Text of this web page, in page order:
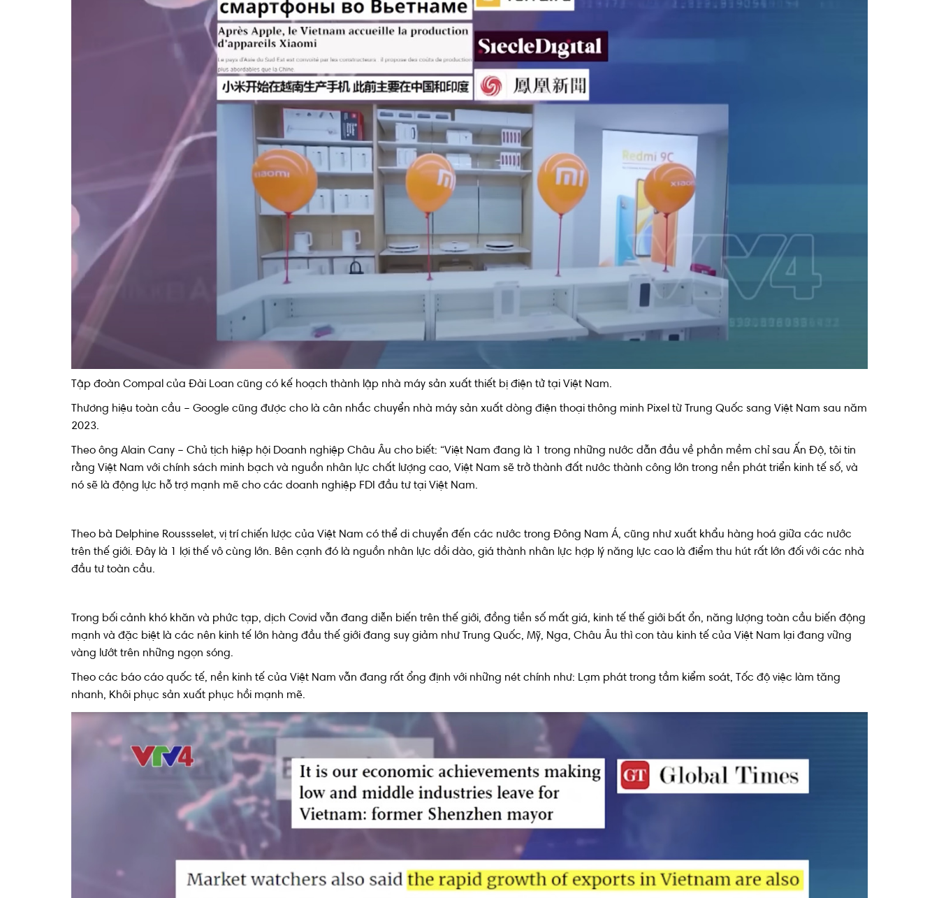
Tập đoàn Compal của Đài Loan cũng có kế hoạch thành lập nhà máy sản xuất thiết bị điện tử tại Việt Nam.
Thương hiệu toàn cầu – Google cũng được cho là cân nhắc chuyển nhà máy sản xuất dòng điện thoại thông minh Pixel từ Trung Quốc sang Việt Nam sau năm
2023.
Theo ông Alain Cany – Chủ tịch hiệp hội Doanh nghiệp Châu Âu cho biết: “Việt Nam đang là 1 trong những nước dẫn đầu về phần mềm chỉ sau Ấn Độ, tôi tin
rằng Việt Nam với chính sách minh bạch và nguồn nhân lực chất lượng cao, Việt Nam sẽ trở thành đất nước thành công lớn trong nền phát triển kinh tế số, và
nó sẽ là động lực hỗ trợ mạnh mẽ cho các doanh nghiệp FDI đầu tư tại Việt Nam.
Theo bà Delphine Roussselet, vị trí chiến lược của Việt Nam có thể di chuyển đến các nước trong Đông Nam Á, cũng như xuất khẩu hàng hoá giữa các nước
trên thế giới. Đây là 1 lợi thế vô cùng lớn. Bên cạnh đó là nguồn nhân lực dồi dào, giá thành nhân lực hợp lý năng lực cao là điểm thu hút rất lớn đối với các nhà
đầu tư toàn cầu.
Trong bối cảnh khó khăn và phức tạp, dịch Covid vẫn đang diễn biến trên thế giới, đồng tiền số mất giá, kinh tế thế giới bất ổn, năng lượng toàn cầu biến động
mạnh và đặc biệt là các nên kinh tế lớn hàng đầu thế giới đang suy giảm như Trung Quốc, Mỹ, Nga, Châu Âu thì con tàu kinh tế của Việt Nam lại đang vững
vàng lướt trên những ngọn sóng.
Theo các báo cáo quốc tế, nền kinh tế của Việt Nam vẫn đang rất ổng định với những nét chính như: Lạm phát trong tầm kiểm soát, Tốc độ việc làm tăng
nhanh, Khôi phục sản xuất phục hồi mạnh mẽ.